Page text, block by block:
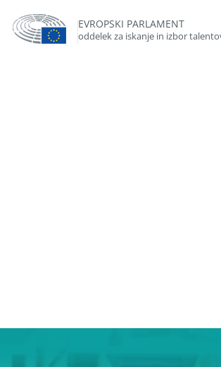
EVROPSKI PARLAMENT
oddelek za iskanje in izbor